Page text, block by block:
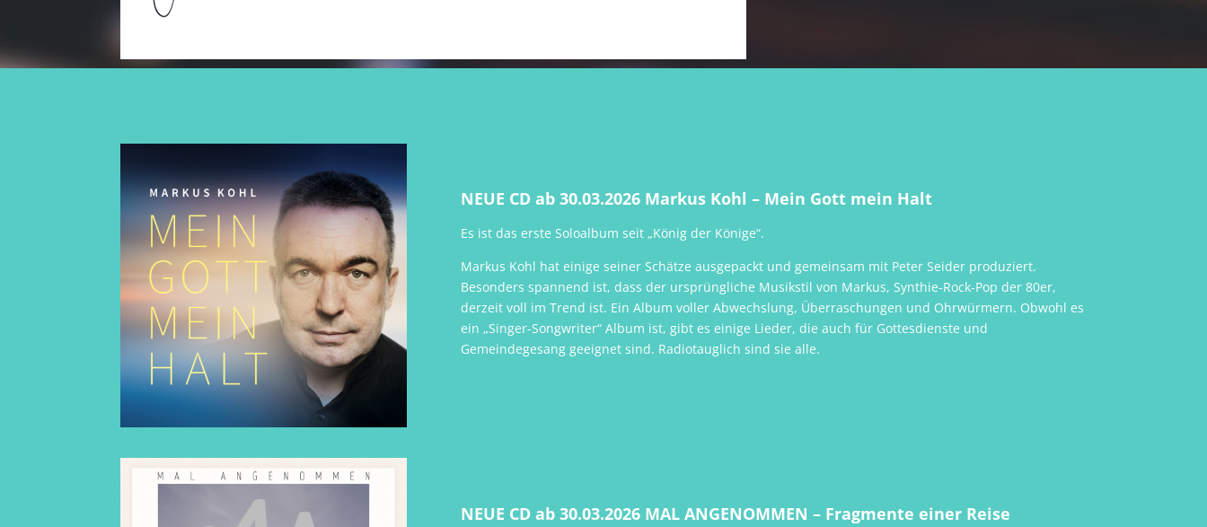
NEUE CD ab 30.03.2026 Markus Kohl – Mein Gott mein Halt
Es ist das erste Soloalbum seit „König der Könige“.
Markus Kohl hat einige seiner Schätze ausgepackt und gemeinsam mit Peter Seider produziert.
Besonders spannend ist, dass der ursprüngliche Musikstil von Markus, Synthie-Rock-Pop der 80er,
derzeit voll im Trend ist. Ein Album voller Abwechslung, Überraschungen und Ohrwürmern. Obwohl es
ein „Singer-Songwriter“ Album ist, gibt es einige Lieder, die auch für Gottesdienste und
Gemeindegesang geeignet sind. Radiotauglich sind sie alle.
NEUE CD ab 30.03.2026 MAL ANGENOMMEN – Fragmente einer Reise